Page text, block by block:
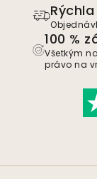
100 %
Všetkým
právo na